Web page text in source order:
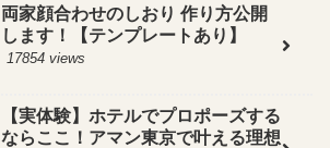
両家顔合わせのしおり 作り方公開
します！【テンプレートあり】
17854 views
【実体験】ホテルでプロポーズする
ならここ！アマン東京で叶える理想